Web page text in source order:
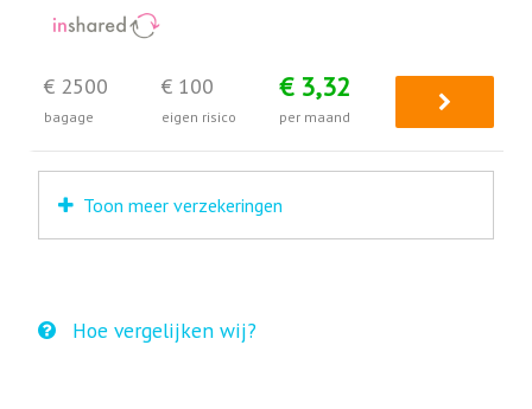
€ 2500
bagage
€ 100
eigen risico
€ 3,32
per maand
Toon meer verzekeringen
Hoe vergelijken wij?